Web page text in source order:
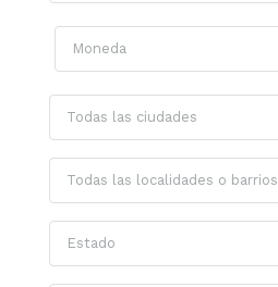
Moneda
Todas las ciudades
Todas las localidades o barrios
Estado